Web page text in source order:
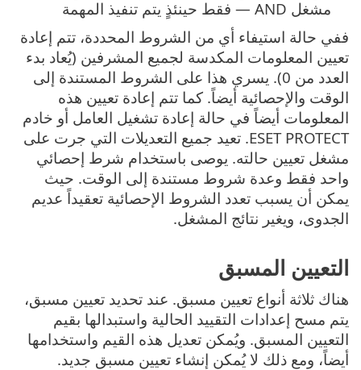
مشغل AND — فقط حينئذٍ يتم تنفيذ المهمة
ففي حالة استيفاء أي من الشروط المحددة، تتم إعادة
تعيين المعلومات المكدسة لجميع المشرفين (يُعاد بدء
العدد من 0). يسري هذا على الشروط المستندة إلى
الوقت والإحصائية أيضاً. كما تتم إعادة تعيين هذه
المعلومات أيضاً في حالة إعادة تشغيل العامل أو خادم
ESET PROTECT. تعيد جميع التعديلات التي جرت على
مشغل تعيين حالته. يوصى باستخدام شرط إحصائي
واحد فقط وعدة شروط مستندة إلى الوقت. حيث
يمكن أن يسبب تعدد الشروط الإحصائية تعقيداً عديم
الجدوى، ويغير نتائج المشغل.
التعيين المسبق
هناك ثلاثة أنواع تعيين مسبق. عند تحديد تعيين مسبق،
يتم مسح إعدادات التقييد الحالية واستبدالها بقيم
التعيين المسبق. ويُمكن تعديل هذه القيم واستخدامها
أيضاً، ومع ذلك لا يُمكن إنشاء تعيين مسبق جديد.